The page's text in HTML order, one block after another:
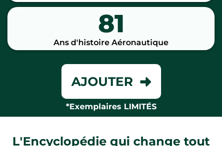
81
Ans d'histoire Aéronautique
AJOUTER
*Exemplaires LIMITÉS
L'Encyclopédie qui change tout